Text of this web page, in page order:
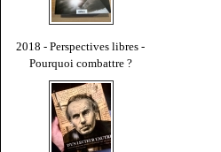
2018 - Perspectives libres -
Pourquoi combattre ?